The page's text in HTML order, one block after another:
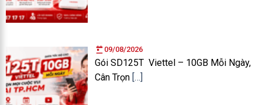
09/08/2026
Gói SD125T Viettel – 10GB Mỗi Ngày,
Cân Trọn […]